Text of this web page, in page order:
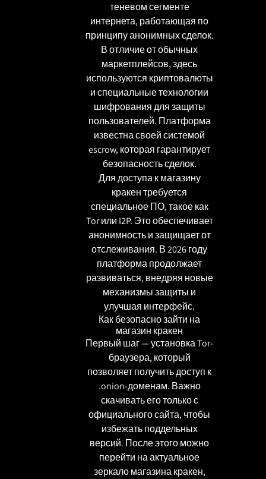
теневом сегменте
интернета, работающая по
принципу анонимных сделок.
В отличие от обычных
маркетплейсов, здесь
используются криптовалюты
и специальные технологии
шифрования для защиты
пользователей. Платформа
известна своей системой
escrow, которая гарантирует
безопасность сделок.
Для доступа к магазину
кракен требуется
специальное ПО, такое как
Tor или I2P. Это обеспечивает
анонимность и защищает от
отслеживания. В 2026 году
платформа продолжает
развиваться, внедряя новые
механизмы защиты и
улучшая интерфейс.
Как безопасно зайти на
магазин кракен
Первый шаг — установка Tor-
браузера, который
позволяет получить доступ к
.onion-доменам. Важно
скачивать его только с
официального сайта, чтобы
избежать поддельных
версий. После этого можно
перейти на актуальное
зеркало магазина кракен,